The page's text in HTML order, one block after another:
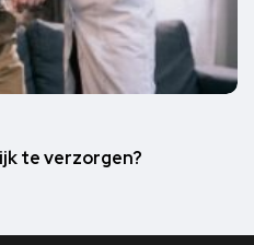
te verzorgen?